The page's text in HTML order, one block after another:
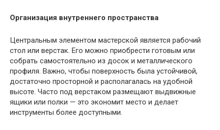
Организация внутреннего пространства
Центральным элементом мастерской является рабочий
стол или верстак. Его можно приобрести готовым или
собрать самостоятельно из досок и металлического
профиля. Важно, чтобы поверхность была устойчивой,
достаточно просторной и располагалась на удобной
высоте. Часто под верстаком размещают выдвижные
ящики или полки — это экономит место и делает
инструменты более доступными.